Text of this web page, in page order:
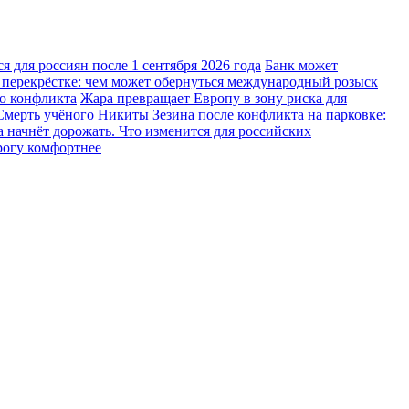
россиян после 1 сентября 2026 года Банк может
чем может обернуться международный розыск
конфликта Жара превращает Европу в зону риска для
учёного Никиты Зезина после конфликта на парковке:
дорожать. Что изменится для российских
комфортнее